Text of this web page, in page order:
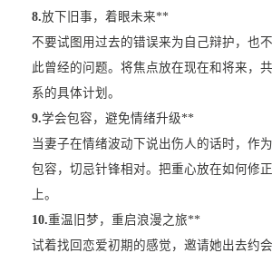
8.放下旧事，着眼未来**
不要试图用过去的错误来为自己辩护，也
此曾经的问题。将焦点放在现在和将来，
系的具体计划。
9.学会包容，避免情绪升级**
当妻子在情绪波动下说出伤人的话时，作
包容，切忌针锋相对。把重心放在如何修
上。
10.重温旧梦，重启浪漫之旅**
试着找回恋爱初期的感觉，邀请她出去约